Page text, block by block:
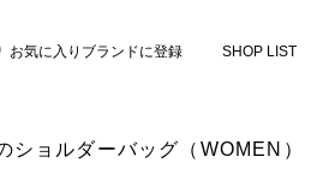
お気に入りブランドに登録 SHOP LIST
ョルダーバッグ（WOMEN）